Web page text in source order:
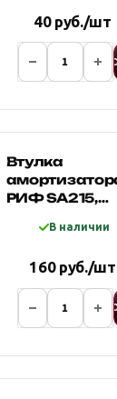
40 руб./шт
В
Втулка
РИФ SA215,
SA231, SA276,
маркировкой
В наличии
160 руб./шт
В